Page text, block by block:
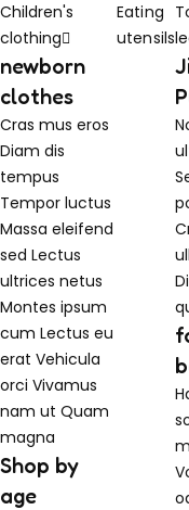
Children's
clothing
newborn
clothes
Cras mus eros
Diam dis
tempus
Tempor luctus
Massa eleifend
sed Lectus
ultrices netus
Montes ipsum
cum Lectus eu
erat Vehicula
orci Vivamus
nam ut Quam
magna
Shop by
age
Eating
utensils